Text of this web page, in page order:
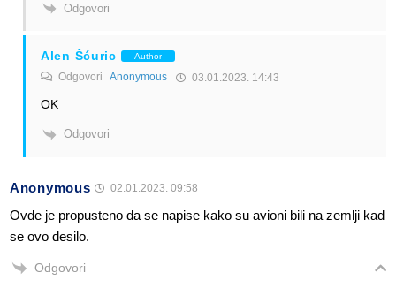
Odgovori
Alen Šćuric Author
Odgovori Anonymous 03.01.2023. 14:43
OK
Odgovori
Anonymous 02.01.2023. 09:58
Ovde je propusteno da se napise kako su avioni bili na zemlji kad
se ovo desilo.
Odgovori